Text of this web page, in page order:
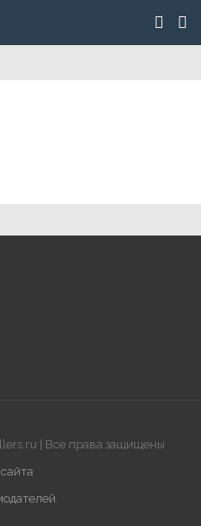
| Все права защищены